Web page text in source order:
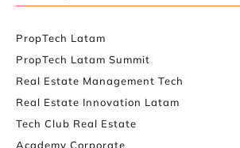
PropTech Latam
PropTech Latam Summit
Real Estate Management Tech
Real Estate Innovation Latam
Tech Club Real Estate
Academy Corporate